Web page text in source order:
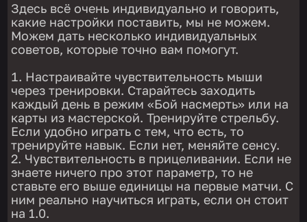
Здесь всё очень индивидуально и говорить,
какие настройки поставить, мы не можем.
Можем дать несколько индивидуальных
советов, которые точно вам помогут.
Настраивайте чувствительность мыши
через тренировки. Старайтесь заходить
каждый день в режим «Бой насмерть» или на
карты из мастерской. Тренируйте стрельбу.
Если удобно играть с тем, что есть, то
тренируйте навык. Если нет, меняйте сенсу.
Чувствительность в прицеливании. Если не
знаете ничего про этот параметр, то не
ставьте его выше единицы на первые матчи. С
ним реально научиться играть, если он стоит
на 1.0.